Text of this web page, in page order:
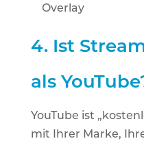
Overlay
4. Ist
als
YouTube ist
mit Ihrer Marke,